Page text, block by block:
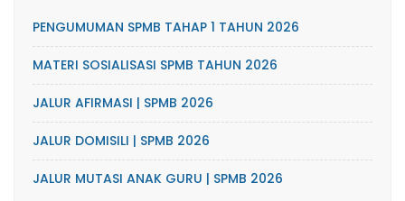
PENGUMUMAN SPMB TAHAP 1 TAHUN 2026
MATERI SOSIALISASI SPMB TAHUN 2026
JALUR AFIRMASI | SPMB 2026
JALUR DOMISILI | SPMB 2026
JALUR MUTASI ANAK GURU | SPMB 2026